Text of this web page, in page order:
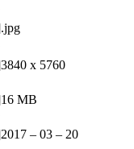
.jpg
3840 x 5760
16 MB
2017 – 03 – 20